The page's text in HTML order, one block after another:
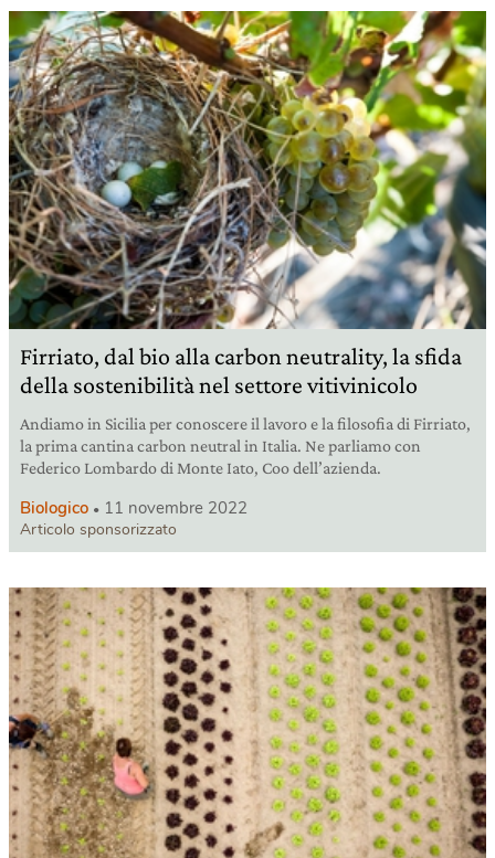
Firriato, dal bio alla carbon neutrality, la sfida
della sostenibilità nel settore vitivinicolo
Andiamo in Sicilia per conoscere il lavoro e la filosofia di Firriato,
la prima cantina carbon neutral in Italia. Ne parliamo con
Federico Lombardo di Monte Iato, Coo dell’azienda.
Biologico 11 novembre 2022
Articolo sponsorizzato